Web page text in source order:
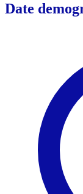
Date